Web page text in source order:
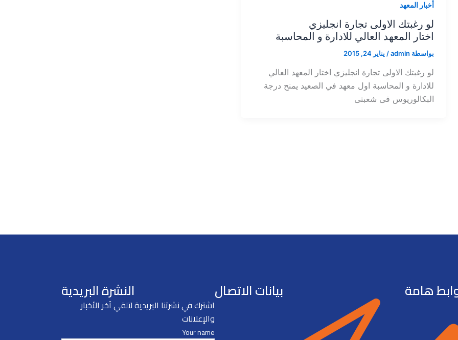
أخبار المعهد
لو رغبتك الاولى تجارة انجليزي
اختار المعهد العالي للادارة و المحاسبة
بواسطة admin
/ يناير 24, 2015
لو رغبتك الاولى تجارة انجليزي اختار المعهد العالي
للادارة و المحاسبة اول معهد في الصعيد يمنح درجة
البكالوريوس فى شعبتى
هامة بيانات الاتصال النشرة البريدية
اشترك في نشرتنا البريدية لتلقي آخر الأخبار
والإعلانات
Your name